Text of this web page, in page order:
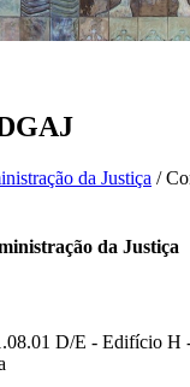
da Justiça /
da Justiça
D/E - Edifício H